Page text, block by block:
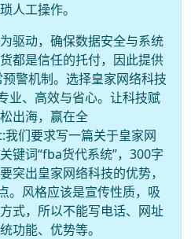
人工操作。
驱动，确保数据安全与系统
都是信任的托付，因此提供
警机制。选择皇家网络科技
业、高效与省心。让科技赋
出海，赢在全
们要求写一篇关于皇家网
键词“fba货代系统”，300字
突出皇家网络科技的优势，
。风格应该是宣传性质，吸
式，所以不能写电话、网址
功能、优势等。